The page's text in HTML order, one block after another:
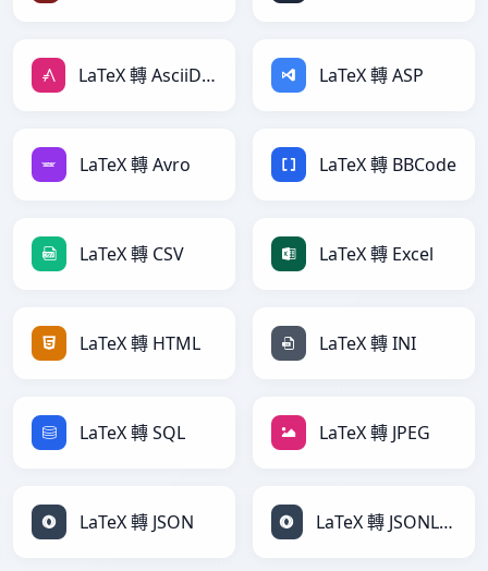
LaTeX 轉 AsciiDoc LaTeX 轉 ASP
LaTeX 轉 Avro LaTeX 轉 BBCode
LaTeX 轉 CSV LaTeX 轉 Excel
LaTeX 轉 HTML LaTeX 轉 INI
LaTeX 轉 SQL LaTeX 轉 JPEG
LaTeX 轉 JSON LaTeX 轉 JSONLines